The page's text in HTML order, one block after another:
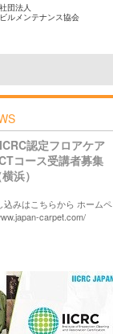
団法人
ルメンテナンス協会
認定フロアケア
コース受講者募集
浜）
込みはこちらから ホームペ
carpet.com/